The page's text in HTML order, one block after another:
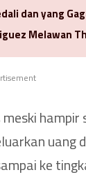
dan yang
Melawan
uang
ke